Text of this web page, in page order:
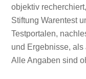
objektiv
Stiftung Warentest
Testportalen,
und Ergebnisse, als
Alle Angaben sind